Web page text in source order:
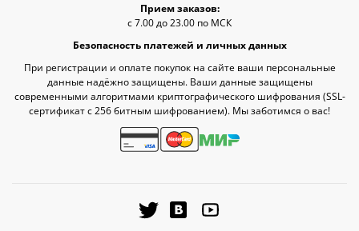
Прием заказов:
с 7.00 до 23.00 по МСК
Безопасность платежей и личных данных
При регистрации и оплате покупок на сайте ваши персональные
данные надёжно защищены. Ваши данные защищены
современными алгоритмами криптографического шифрования (SSL-
сертификат c 256 битным шифрованием). Мы заботимся о вас!